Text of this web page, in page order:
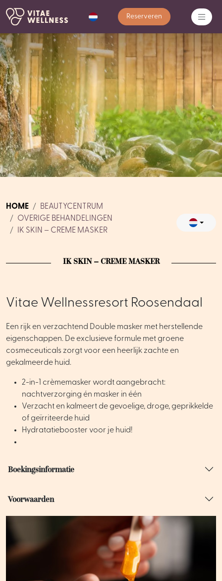
Reserveren
HOME
BEAUTYCENTRUM
OVERIGE BEHANDELINGEN
IK SKIN – CREME MASKER
IK SKIN – CREME MASKER
Vitae Wellnessresort Roosendaal
Een rijk en verzachtend Double masker met herstellende
eigenschappen. De exclusieve formule met groene
cosmeceuticals zorgt voor een heerlijk zachte en
gekalmeerde huid.
2-in-1 crèmemasker wordt aangebracht:
nachtverzorging én masker in één
Verzacht en kalmeert de gevoelige, droge, geprikkelde
of geïrriteerde huid
Hydratatiebooster voor je huid!
Boekingsinformatie
Voorwaarden